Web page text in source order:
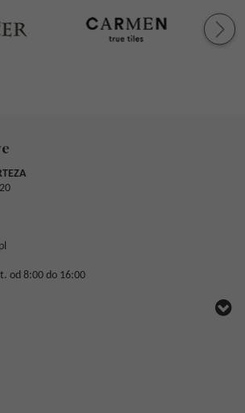
od 8:00 do 16:00